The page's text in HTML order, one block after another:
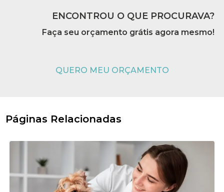
ENCONTROU O QUE PROCURAVA?
Faça seu orçamento grátis agora mesmo!
QUERO MEU ORÇAMENTO
Páginas Relacionadas